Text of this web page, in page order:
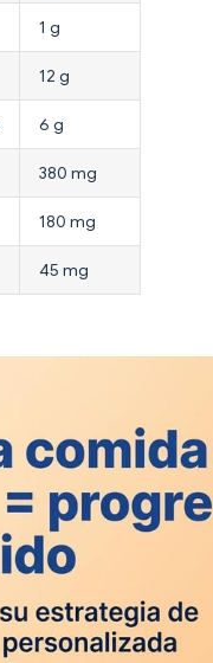
1 g
12 g
6 g
380 mg
180 mg
45 mg